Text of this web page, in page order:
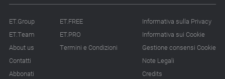
La Bce introduce i climate factor nelle garanzie bancarie
13.07.26 - 12:00
Micalizio (Ramboll): «Dalla compliance all’era dell’impatto»
ET.Group
ET.Team
About us
Contatti
Abbonati
ET.FREE
ET.PRO
Termini e Condizioni
Informativa sulla Privacy
Informativa sui Cookie
Gestione consensi Cookie
Note Legali
Credits